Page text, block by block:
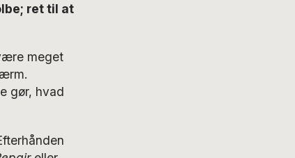
ret til at
meget
gør, hvad